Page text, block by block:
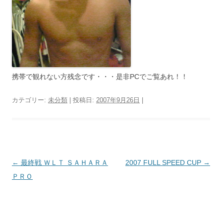
携帯で観れない方残念です・・・是非PCでご覧あれ！！
カテゴリー: 未分類 | 投稿日: 2007年9月26日
投
稿
← 最終戦 ＷＬＴ ＳＡＨＡＲＡ
ＰＲＯ
2007 FULL SPEED CUP →